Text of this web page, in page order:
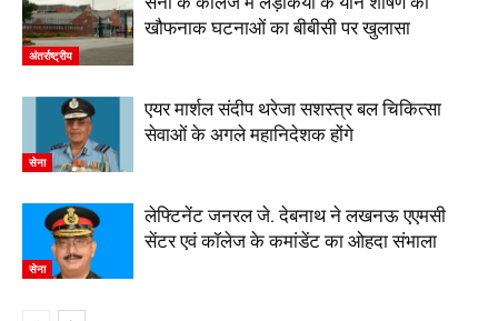
अंतर्राष्ट्रीय
खौफनाक घटनाओं का बीबीसी पर खुलासा
सेना
एयर मार्शल संदीप थरेजा सशस्त्र बल चिकित्सा
सेवाओं के अगले महानिदेशक होंगे
सेना
लेफ्टिनेंट जनरल जे. देबनाथ ने लखनऊ एएमसी
सेंटर एवं कॉलेज के कमांडेंट का ओहदा संभाला